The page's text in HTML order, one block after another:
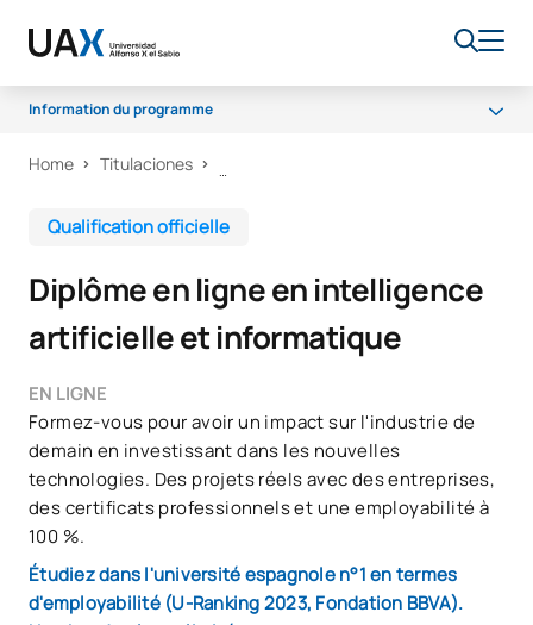
Information du programme
Programme
Home Titulaciones
Qualification officielle
Diplôme en ligne en intelligence
artificielle et informatique
EN LIGNE
Formez-vous pour avoir un impact sur l'industrie de
demain en investissant dans les nouvelles
technologies. Des projets réels avec des entreprises,
des certificats professionnels et une employabilité à
100 %.
Étudiez dans l'université espagnole n°1 en termes
d'employabilité (U-Ranking 2023, Fondation BBVA).